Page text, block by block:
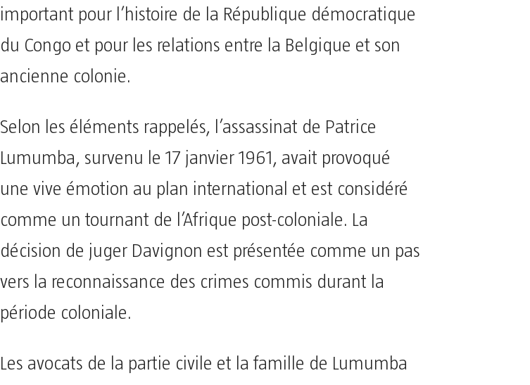
important pour l’histoire de la République démocratique
du Congo et pour les relations entre la Belgique et son
ancienne colonie.
Selon les éléments rappelés, l’assassinat de Patrice
Lumumba, survenu le 17 janvier 1961, avait provoqué
une vive émotion au plan international et est considéré
comme un tournant de l’Afrique post-coloniale. La
décision de juger Davignon est présentée comme un pas
vers la reconnaissance des crimes commis durant la
période coloniale.
Les avocats de la partie civile et la famille de Lumumba